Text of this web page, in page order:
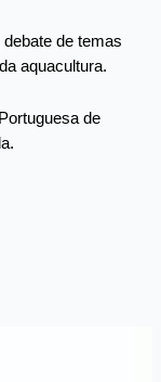
de temas
aquacultura.
de